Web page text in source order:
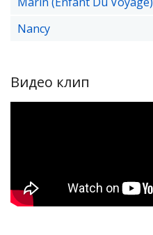
Nancy
Видео клип